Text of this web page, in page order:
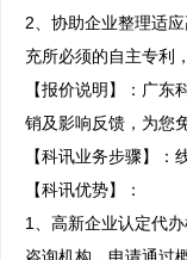
2、协助企业整理适
充所必须的自主专利
【报价说明】：广
销及影响反馈，为您
【科讯业务步骤】
【科讯优势】：
1、高新企业认定代